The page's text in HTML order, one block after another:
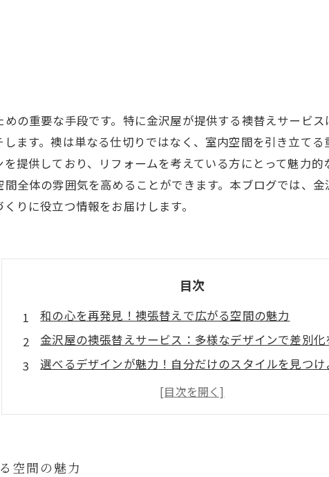
の重要な手段です。特に金沢屋が提供する襖替えサービ
ます。襖は単なる仕切りではなく、室内空間を引き立て
提供しており、リフォームを考えている方にとって魅力的
全体の雰囲気を高めることができます。本ブログでは、
りに役立つ情報をお届けします。
目次
和の心を再発見！襖張替えで広がる空間の魅力
金沢屋の襖張替えサービス：多様なデザインで差別化
選べるデザインが魅力！自分だけのスタイルを見つけ
伝統と現代が融合した襖のアート性を楽しもう
襖張替えで変わる！居住空間の印象を一新する方法
あなたの部屋をアートに変える襖張替えのススメ
空間の魅力